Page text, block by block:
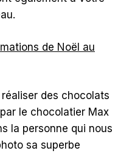
de Noël au
des chocolats
le chocolatier Max
la personne qui nous
sa superbe